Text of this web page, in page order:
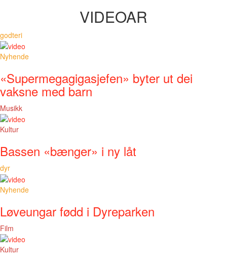
VIDEOAR
godteri
Nyhende
«Supermegagigasjefen» byter ut dei
vaksne med barn
Musikk
Kultur
Bassen «bænger» i ny låt
dyr
Nyhende
Løveungar fødd i Dyreparken
Film
Kultur